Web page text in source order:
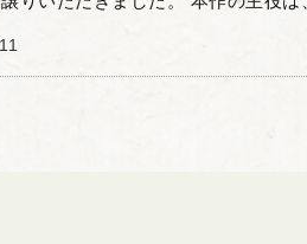
の姿が...